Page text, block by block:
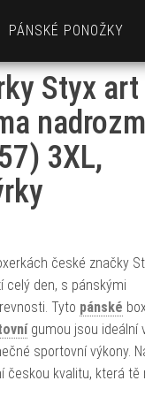
PÁNSKÉ PONOŽKY
Styx art
3XL,
české značky
celý den, s pánskými
Tyto pánské
gumou jsou ideální
sportovní výkony.
českou kvalitu, která tě